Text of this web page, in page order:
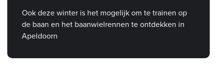
Ook deze winter is het mogelijk om te trainen op
de baan en het baanwielrennen te ontdekken in
Apeldoorn